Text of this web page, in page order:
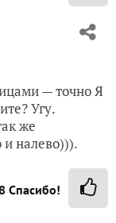
— точно Я
Угу.
же
налево))).
8 Спасибо!